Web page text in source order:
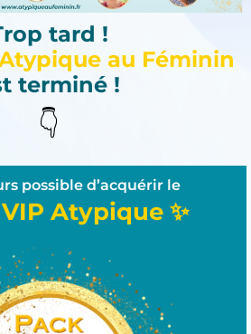
tard !
au Féminin
terminé !
👇
possible d’acquérir le
Atypique ✨